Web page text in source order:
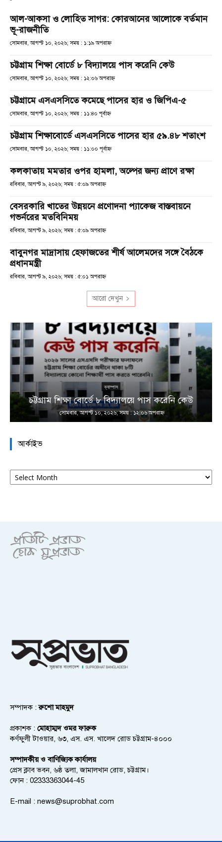
আল-আকসা ও লোহিত সাগর: কোরআনের আলোকে বর্তমান
ভূ-রাজনীতি
সোমবার, আগস্ট ১০, ২০২৬; সময় : ১:১৯ অপরাহ্ণ
চট্টগ্রাম শিক্ষা বোর্ডে ৮ বিদ্যালয়ে পাস করেনি কেউ
সোমবার, আগস্ট ১০, ২০২৬; সময় : ১২:০৬ অপরাহ্ণ
চট্টগ্রামে এসএসসিতে কমেছে পাসের হার ও জিপিএ-৫
সোমবার, আগস্ট ১০, ২০২৬; সময় : ১১:৪০ পূর্বাহ্ণ
চট্টগ্রাম শিক্ষাবোর্ডে এসএসসিতে পাসের হার ৫৯.৪৮ শতাংশ
সোমবার, আগস্ট ১০, ২০২৬; সময় : ১১:০০ পূর্বাহ্ণ
কলকাতায় মমতার ওপর হামলা, অল্পের জন্য প্রাণে রক্ষা
রবিবার, আগস্ট ৯, ২০২৬; সময় : ৫:০৯ অপরাহ্ণ
বেসরকারি খাতের উন্নয়নে প্রণোদনা প্যাকেজ বাস্তবায়নে
গভর্নরের মতবিনিময়
রবিবার, আগস্ট ৯, ২০২৬; সময় : ৫:০৯ অপরাহ্ণ
বাবুনগর মাদ্রাসায় হেফাজতের শীর্ষ আলেমদের সঙ্গে বৈঠকে
প্রধানমন্ত্রী
রবিবার, আগস্ট ৯, ২০২৬; সময় : ৫:০১ অপরাহ্ণ
আরো দেখুন
ক্যাম্পাস
চট্টগ্রাম শিক্ষা বোর্ডে ৮ বিদ্যালয়ে পাস করেনি কেউ
সোমবার, আগস্ট ১০, ২০২৬; সময় : ১২:০৬ অপরাহ্ণ
আর্কাইভ
আর্কাইভ
সম্পাদক :রুশো মাহমুদ
প্রকাশক : মোহাম্মদ ওমর ফারুক
কর্ণফুলী টাওয়ার, ৬৩, এস. এস. খালেদ রোড চট্টগ্রাম-৪০০০
সম্পাদকীয় ও বাণিজ্যিক কার্যালয়
প্রেস ক্লাব ভবন, ৬ষ্ঠ তলা, জামালখান রোড, চট্টগ্রাম।
ফোন : 02333363044-45
E-mail : news@suprobhat.com